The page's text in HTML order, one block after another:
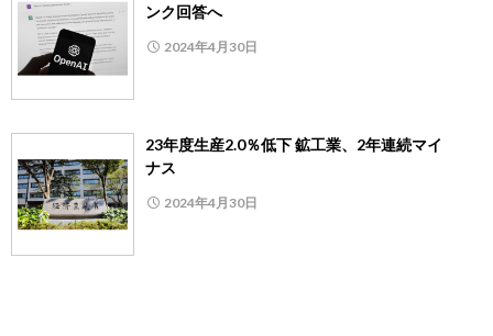
ンク回答へ
2024年4月30日
23年度生産2.0％低下 鉱工業、2年連続マイ
ナス
2024年4月30日